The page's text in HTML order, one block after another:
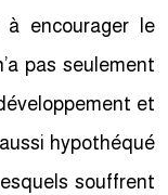
encourager le
pas seulement
et
hypothéqué
souffrent